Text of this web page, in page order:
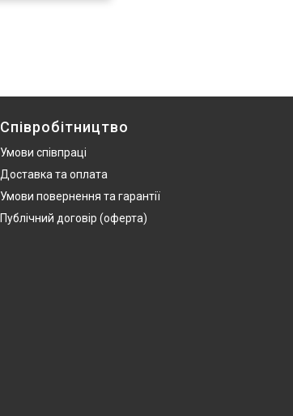
Співробітництво
Умови співпраці
Доставка та оплата
Умови повернення та гарантії
Публічний договір (оферта)